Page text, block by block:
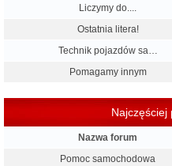
Liczymy do....
Ostatnia litera!
Technik pojazdów sa…
Pomagamy innym
Najczęściej
Nazwa forum
Pomoc samochodowa